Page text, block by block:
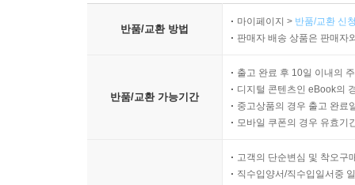
반품/교환 방법
마이페이지 > 반품/교환 신
판매자 배송 상품은 판매자
반품/교환 가능기간
출고 완료 후 10일 이내의
디지털 콘텐츠인 eBook의
중고상품의 경우 출고 완료
모바일 쿠폰의 경우 유효기
고객의 단순변심 및 착오구
직수입양서/직수입일서중